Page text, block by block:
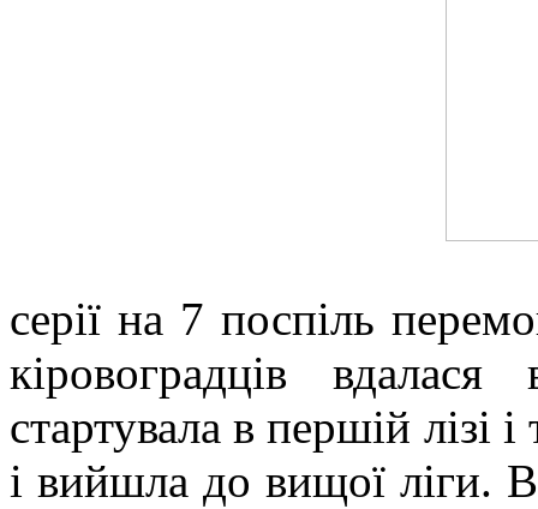
серії на 7 поспіль
кіровоградців
стартувала в першій лізі
і вийшла до вищої ліги.